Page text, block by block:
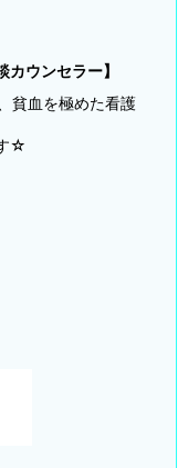
カウンセラー】
貧血を極めた看護
☆